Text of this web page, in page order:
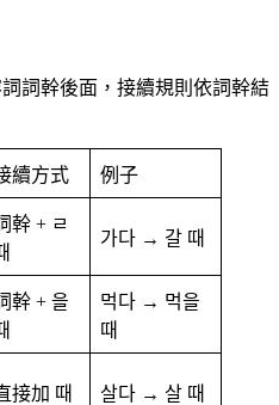
詞詞幹後面，接續規則依詞幹結
續方式 例子
幹 + ㄹ
가다 → 갈 때
幹 + 을
먹다 → 먹을
때
接加 때 살다 → 살 때